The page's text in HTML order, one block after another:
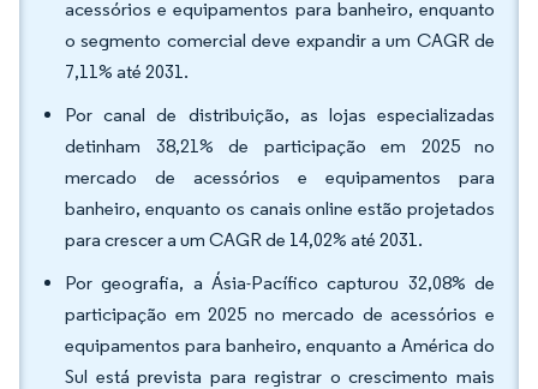
acessórios e equipamentos para banheiro, enquanto
o segmento comercial deve expandir a um CAGR de
7,11% até 2031.
Por canal de distribuição, as lojas especializadas
detinham 38,21% de participação em 2025 no
mercado de acessórios e equipamentos para
banheiro, enquanto os canais online estão projetados
para crescer a um CAGR de 14,02% até 2031.
Por geografia, a Ásia-Pacífico capturou 32,08% de
participação em 2025 no mercado de acessórios e
equipamentos para banheiro, enquanto a América do
Sul está prevista para registrar o crescimento mais